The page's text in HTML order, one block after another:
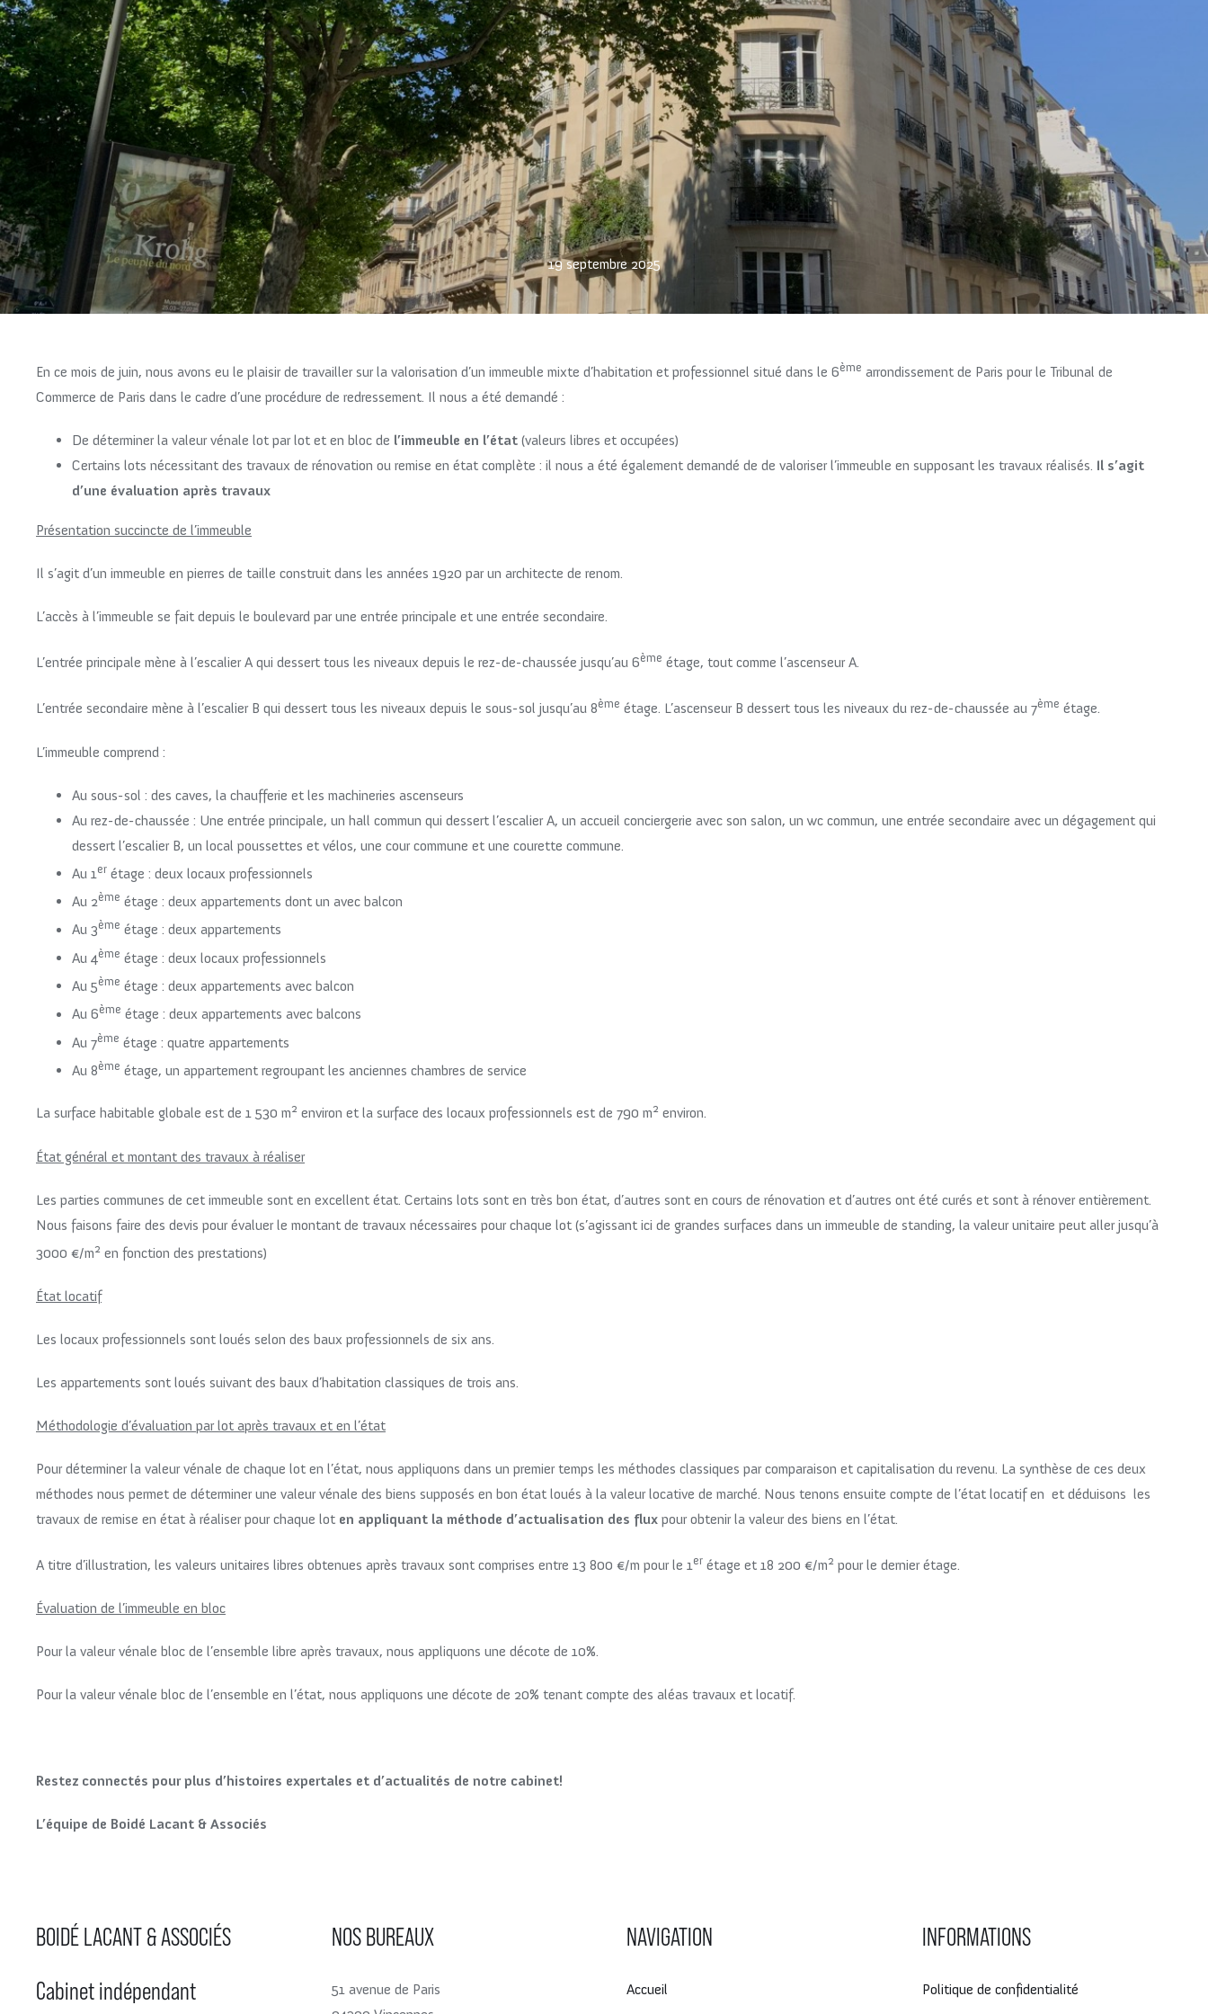
19 septembre 2025
En ce mois de juin, nous avons eu le plaisir de travailler sur la valorisation d’un immeuble mixte d’habitation et professionnel situé dans le 6ème arrondissement de Paris pour le Tribunal de
Commerce de Paris dans le cadre d’une procédure de redressement. Il nous a été demandé :
De déterminer la valeur vénale lot par lot et en bloc de l’immeuble en l’état (valeurs libres et occupées)
Certains lots nécessitant des travaux de rénovation ou remise en état complète : il nous a été également demandé de de valoriser l’immeuble en supposant les travaux réalisés. Il s’agit
d’une évaluation après travaux
Présentation succincte de l’immeuble
Il s’agit d’un immeuble en pierres de taille construit dans les années 1920 par un architecte de renom.
L’accès à l’immeuble se fait depuis le boulevard par une entrée principale et une entrée secondaire.
L’entrée principale mène à l’escalier A qui dessert tous les niveaux depuis le rez-de-chaussée jusqu’au 6ème étage, tout comme l’ascenseur A.
L’entrée secondaire mène à l’escalier B qui dessert tous les niveaux depuis le sous-sol jusqu’au 8ème étage. L’ascenseur B dessert tous les niveaux du rez-de-chaussée au 7ème étage.
L’immeuble comprend :
Au sous-sol : des caves, la chaufferie et les machineries ascenseurs
Au rez-de-chaussée : Une entrée principale, un hall commun qui dessert l’escalier A, un accueil conciergerie avec son salon, un wc commun, une entrée secondaire avec un dégagement qui
dessert l’escalier B, un local poussettes et vélos, une cour commune et une courette commune.
Au 1er étage : deux locaux professionnels
Au 2ème étage : deux appartements dont un avec balcon
Au 3ème étage : deux appartements
Au 4ème étage : deux locaux professionnels
Au 5ème étage : deux appartements avec balcon
Au 6ème étage : deux appartements avec balcons
Au 7ème étage : quatre appartements
Au 8ème étage, un appartement regroupant les anciennes chambres de service
La surface habitable globale est de 1 530 m2 environ et la surface des locaux professionnels est de 790 m2 environ.
État général et montant des travaux à réaliser
Les parties communes de cet immeuble sont en excellent état. Certains lots sont en très bon état, d’autres sont en cours de rénovation et d’autres ont été curés et sont à rénover entièrement.
Nous faisons faire des devis pour évaluer le montant de travaux nécessaires pour chaque lot (s’agissant ici de grandes surfaces dans un immeuble de standing, la valeur unitaire peut aller jusqu’à
3000 €/m2 en fonction des prestations)
État locatif
Les locaux professionnels sont loués selon des baux professionnels de six ans.
Les appartements sont loués suivant des baux d’habitation classiques de trois ans.
Méthodologie d’évaluation par lot après travaux et en l’état
Pour déterminer la valeur vénale de chaque lot en l’état, nous appliquons dans un premier temps les méthodes classiques par comparaison et capitalisation du revenu. La synthèse de ces deux
méthodes nous permet de déterminer une valeur vénale des biens supposés en bon état loués à la valeur locative de marché. Nous tenons ensuite compte de l’état locatif en et déduisons les
travaux de remise en état à réaliser pour chaque lot en appliquant la méthode d’actualisation des flux pour obtenir la valeur des biens en l’état.
A titre d’illustration, les valeurs unitaires libres obtenues après travaux sont comprises entre 13 800 €/m pour le 1er étage et 18 200 €/m2 pour le dernier étage.
Évaluation de l’immeuble en bloc
Pour la valeur vénale bloc de l’ensemble libre après travaux, nous appliquons une décote de 10%.
Pour la valeur vénale bloc de l’ensemble en l’état, nous appliquons une décote de 20% tenant compte des aléas travaux et locatif.
Restez connectés pour plus d’histoires expertales et d’actualités de notre cabinet!
L’équipe de Boidé Lacant & Associés
BOIDÉ LACANT & ASSOCIÉS
Cabinet indépendant
NOS BUREAUX
51 avenue de Paris
NAVIGATION
Accueil
INFORMATIONS
Politique de confidentialité